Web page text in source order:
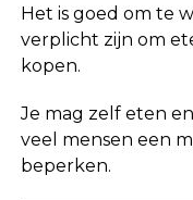
Het is goed om te
verplicht zijn om
kopen.
Je mag zelf eten
veel mensen een
beperken.